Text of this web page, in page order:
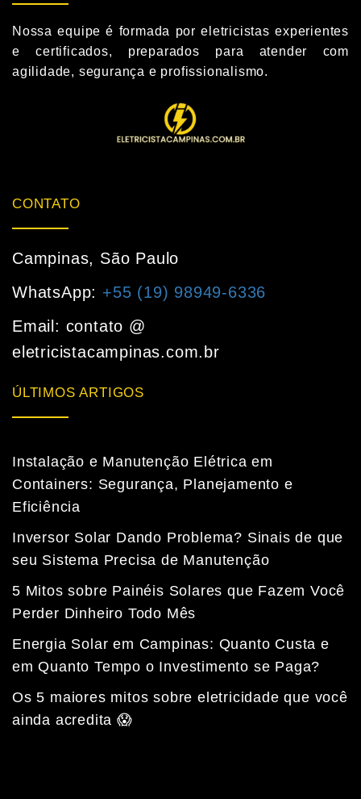
Nossa equipe é formada por eletricistas experientes
e certificados, preparados para atender com
agilidade, segurança e profissionalismo.
CONTATO
Campinas, São Paulo
WhatsApp: +55 (19) 98949-6336
Email: contato @
eletricistacampinas.com.br
ÚLTIMOS ARTIGOS
Instalação e Manutenção Elétrica em
Containers: Segurança, Planejamento e
Eficiência
Inversor Solar Dando Problema? Sinais de que
seu Sistema Precisa de Manutenção
5 Mitos sobre Painéis Solares que Fazem Você
Perder Dinheiro Todo Mês
Energia Solar em Campinas: Quanto Custa e
em Quanto Tempo o Investimento se Paga?
Os 5 maiores mitos sobre eletricidade que você
ainda acredita 😱
Fale com a nossa equipe
Tempo médio de resposta: 15 minutos